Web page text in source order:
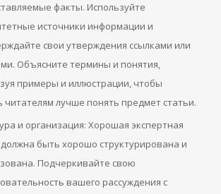
факты. Используйте
источники информации и
свои утверждения ссылками или
Объясните термины и понятия,
примеры и иллюстрации, чтобы
читателям лучше понять предмет статьи.
и организация: Хорошая экспертная
должна быть хорошо структурирована и
Подчеркивайте свою
вашего рассуждения с